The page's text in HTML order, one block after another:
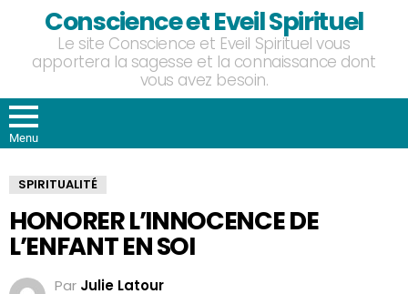
Conscience et Eveil Spirituel
Le site Conscience et Eveil Spirituel vous
apportera la sagesse et la connaissance dont
vous avez besoin.
Menu
SPIRITUALITÉ
HONORER L’INNOCENCE DE
L’ENFANT EN SOI
Par Julie Latour